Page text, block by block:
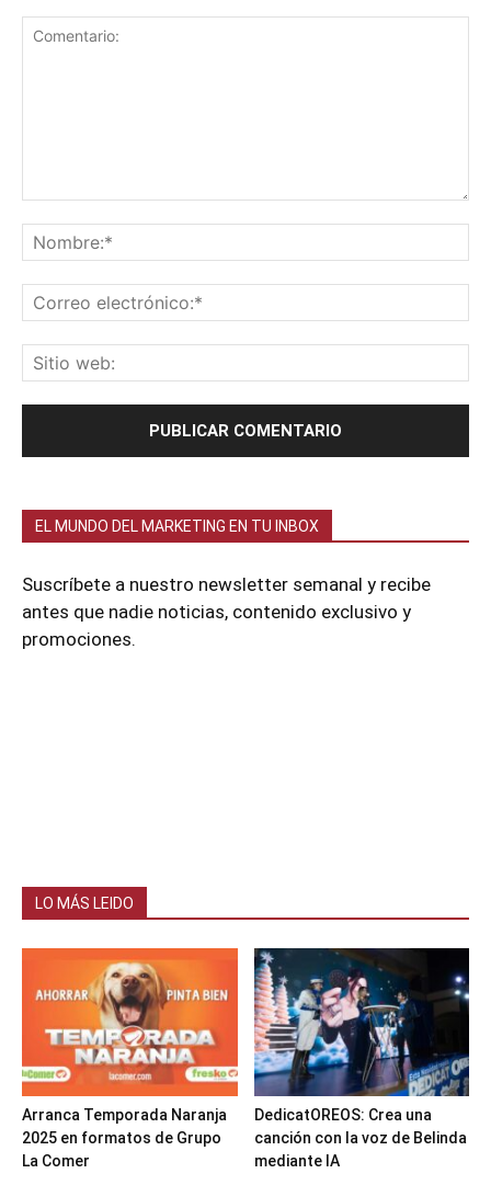
EL MUNDO DEL MARKETING EN TU INBOX
Suscríbete a nuestro newsletter semanal y recibe
antes que nadie noticias, contenido exclusivo y
promociones.
LO MÁS LEIDO
Arranca Temporada Naranja
2025 en formatos de Grupo
La Comer
DedicatOREOS: Crea una
canción con la voz de Belinda
mediante IA